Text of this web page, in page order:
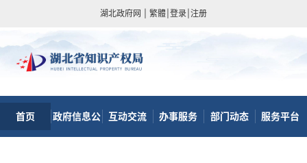
湖北政府网 繁體 登录 注册
首页 政府信息公 互动交流 办事服务 部门动态 服务平台